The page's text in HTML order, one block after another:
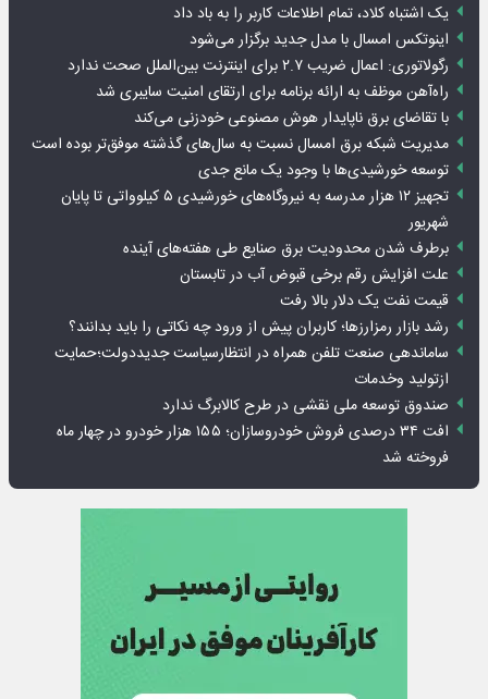
یک اشتباه کلاد، تمام اطلاعات کاربر را به باد داد
اینوتکس امسال با مدل جدید برگزار می‌شود
رگولاتوری: اعمال ضریب ۲.۷ برای اینترنت بین‌الملل صحت ندارد
راه‌آهن موظف به ارائه برنامه برای ارتقای امنیت سایبری شد
با تقاضای برق ناپایدار هوش مصنوعی خودزنی می‌کند
مدیریت شبکه برق امسال نسبت به سال‌های گذشته موفق‌تر بوده است
توسعه خورشیدی‌ها با وجود یک مانع جدی
تجهیز ۱۲ هزار مدرسه به نیروگاه‌های خورشیدی ۵ کیلوواتی تا پایان
شهریور
برطرف شدن محدودیت‌ برق صنایع طی هفته‌های آینده
علت افزایش رقم برخی قبوض آب در تابستان
قیمت نفت یک دلار بالا رفت
رشد بازار رمزارزها؛ کاربران پیش از ورود چه نکاتی را باید بدانند؟
ساماندهی صنعت تلفن همراه در انتظارسیاست جدیددولت؛حمایت
ازتولید وخدمات
صندوق توسعه ملی نقشی در طرح کالابرگ ندارد
افت ۳۴ درصدی فروش خودروسازان؛ ۱۵۵ هزار خودرو در چهار ماه
فروخته شد